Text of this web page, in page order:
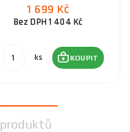
1 699 Kč
Bez DPH 1 404 Kč
ks KOUPIT
produktů